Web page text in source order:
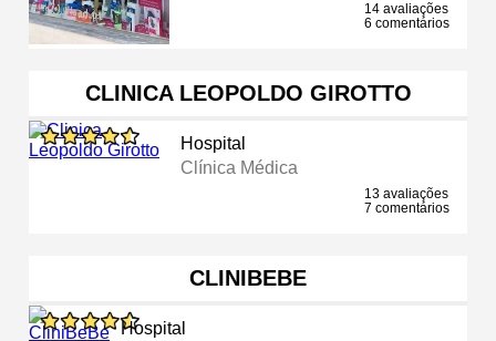
14 avaliações
6 comentários
CLINICA LEOPOLDO GIROTTO
Hospital
Clínica Médica
13 avaliações
7 comentários
CLINIBEBE
Hospital